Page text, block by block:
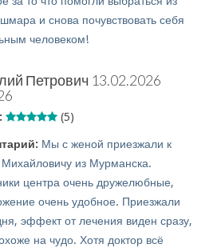
и снова почувствовать себя
человеком!
Петрович 13.02.2026
(5)
Мы с женой приезжали к
из Мурманска.
центра очень дружелюбные,
очень удобное. Приезжали
эффект от лечения виден сразу,
на чудо. Хотя доктор всё